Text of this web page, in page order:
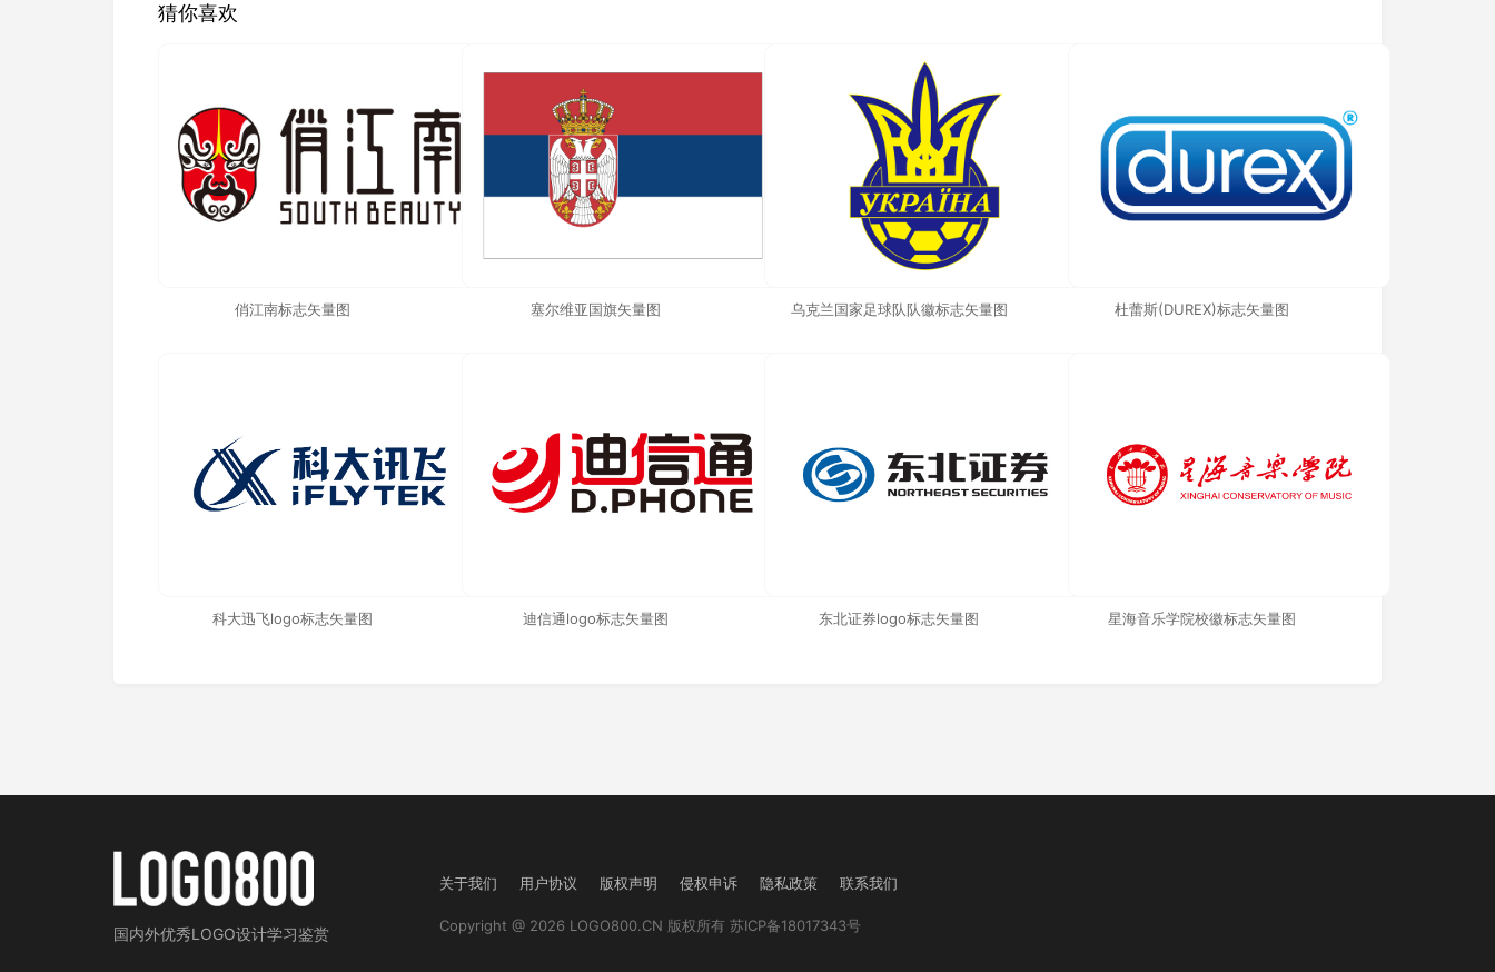
猜你喜欢
俏江南标志矢量图 塞尔维亚国旗矢量图 乌克兰国家足球队队徽标志矢量图 杜蕾斯(DUREX)标志矢量图
科大迅飞logo标志矢量图 迪信通logo标志矢量图 东北证券logo标志矢量图 星海音乐学院校徽标志矢量图
国内外优秀LOGO设计学习鉴赏
关于我们 用户协议 版权声明 侵权申诉 隐私政策 联系我们
Copyright @ 2026 LOGO800.CN 版权所有 苏ICP备18017343号